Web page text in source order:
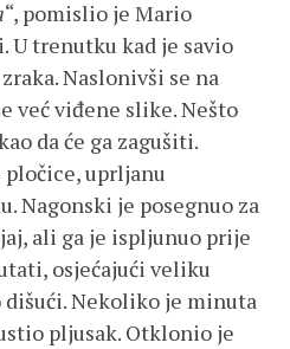
“, pomislio je Mario
U trenutku kad je savio
Naslonivši se na
već viđene slike. Nešto
da će ga zagušiti.
pločice, uprljanu
Nagonski je posegnuo za
ali ga je ispljunuo prije
osjećajući veliku
dišući. Nekoliko je minuta
pljusak. Otklonio je